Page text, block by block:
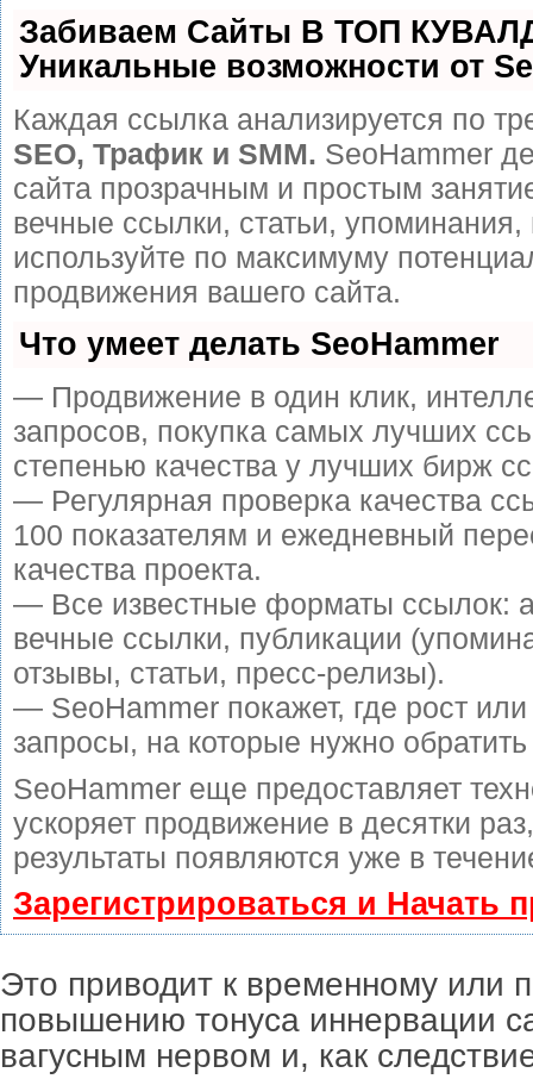
Забиваем Сайты В ТОП
Уникальные возможности от
Каждая ссылка анализируется по
SEO, Трафик и SMM. SeoHammer
сайта прозрачным и простым
вечные ссылки, статьи,
используйте по максимуму
продвижения вашего сайта.
Что умеет делать SeoHammer
— Продвижение в один клик,
запросов, покупка самых лучших
степенью качества у лучших бирж
— Регулярная проверка качества
100 показателям и ежедневный
качества проекта.
— Все известные форматы ссылок:
вечные ссылки, публикации
отзывы, статьи, пресс-релизы).
— SeoHammer покажет, где рост
запросы, на которые нужно
SeoHammer еще предоставляет
ускоряет продвижение в десятки
результаты появляются уже в
Зарегистрироваться и Начать
Это приводит к временному или
повышению тонуса иннервации
вагусным нервом и, как